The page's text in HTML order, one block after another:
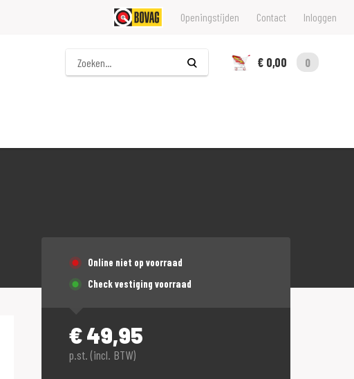
Openingstijden Contact Inloggen
Zoeken
€ 0,00
0
Online niet op voorraad
Check vestiging voorraad
€49,95
p.st. (incl. BTW)